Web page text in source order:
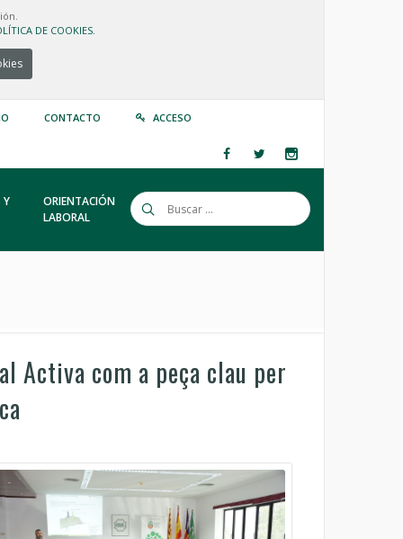
DE COOKIES.
CONTACTO ACCESO
Y
ORIENTACIÓN
LABORAL
Activa com a peça clau per